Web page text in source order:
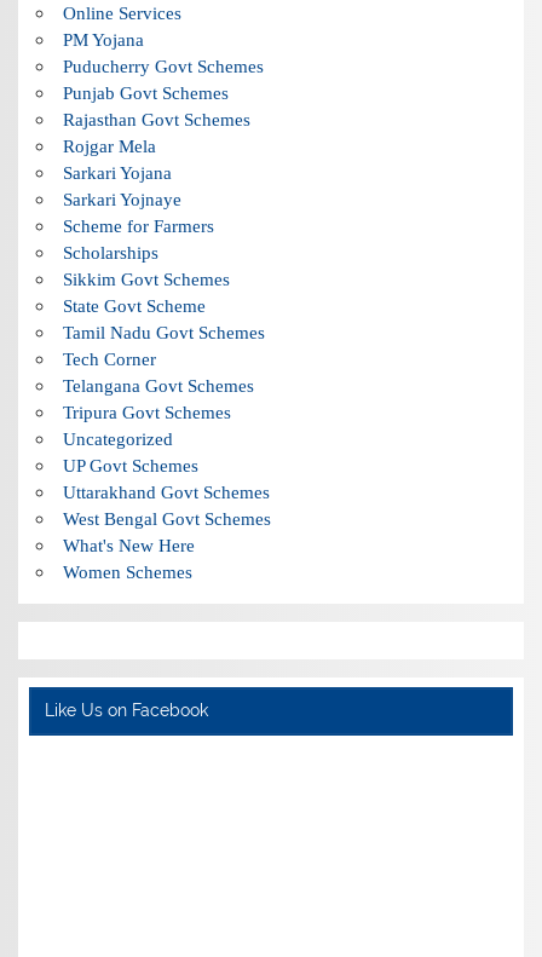
Online Services
PM Yojana
Puducherry Govt Schemes
Punjab Govt Schemes
Rajasthan Govt Schemes
Rojgar Mela
Sarkari Yojana
Sarkari Yojnaye
Scheme for Farmers
Scholarships
Sikkim Govt Schemes
State Govt Scheme
Tamil Nadu Govt Schemes
Tech Corner
Telangana Govt Schemes
Tripura Govt Schemes
Uncategorized
UP Govt Schemes
Uttarakhand Govt Schemes
West Bengal Govt Schemes
What's New Here
Women Schemes
Like Us on Facebook